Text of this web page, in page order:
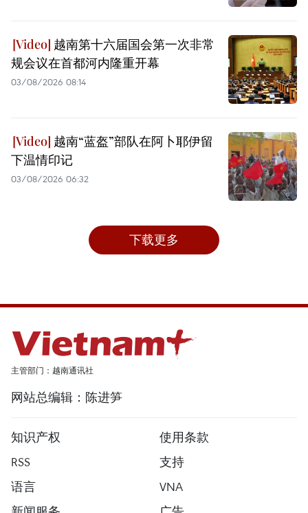
越南第十六届国会第一次非常
规会议在首都河内隆重开幕
03/08/2026 08:14
越南“蓝盔”部队在阿卜耶伊留
下温情印记
03/08/2026 06:32
下载更多
主管部门：越南通讯社
网站总编辑：陈进笋
知识产权
使用条款
RSS
支持
语言
VNA